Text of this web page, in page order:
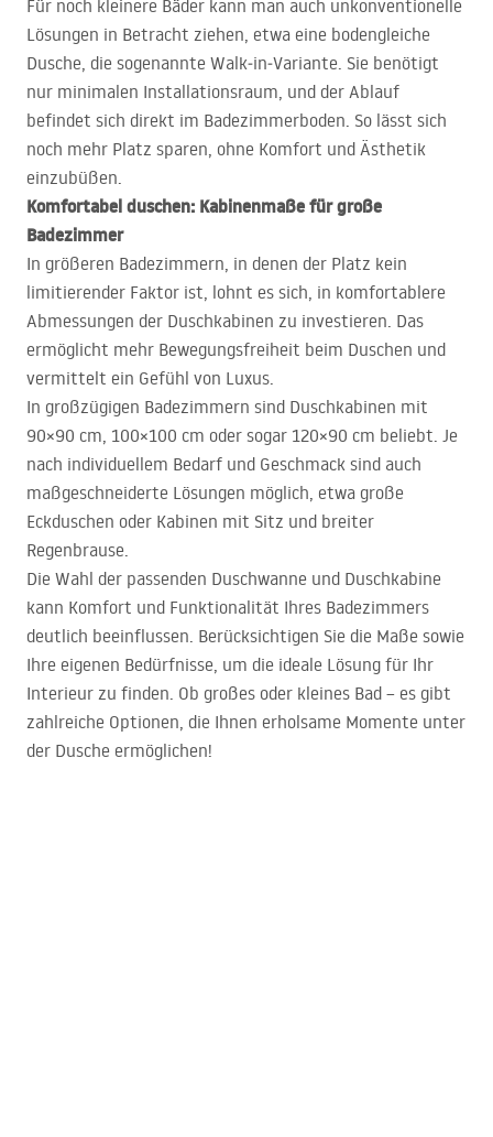
Für noch kleinere Bäder kann man auch unkonventionelle
Lösungen in Betracht ziehen, etwa eine bodengleiche
Dusche, die sogenannte Walk‑in‑Variante. Sie benötigt
nur minimalen Installationsraum, und der Ablauf
befindet sich direkt im Badezimmerboden. So lässt sich
noch mehr Platz sparen, ohne Komfort und Ästhetik
einzubüßen.
Komfortabel duschen: Kabinenmaße für große
Badezimmer
In größeren Badezimmern, in denen der Platz kein
limitierender Faktor ist, lohnt es sich, in komfortablere
Abmessungen der Duschkabinen zu investieren. Das
ermöglicht mehr Bewegungsfreiheit beim Duschen und
vermittelt ein Gefühl von Luxus.
In großzügigen Badezimmern sind Duschkabinen mit
90×90 cm, 100×100 cm oder sogar 120×90 cm beliebt. Je
nach individuellem Bedarf und Geschmack sind auch
maßgeschneiderte Lösungen möglich, etwa große
Eckduschen oder Kabinen mit Sitz und breiter
Regenbrause.
Die Wahl der passenden Duschwanne und Duschkabine
kann Komfort und Funktionalität Ihres Badezimmers
deutlich beeinflussen. Berücksichtigen Sie die Maße sowie
Ihre eigenen Bedürfnisse, um die ideale Lösung für Ihr
Interieur zu finden. Ob großes oder kleines Bad – es gibt
zahlreiche Optionen, die Ihnen erholsame Momente unter
der Dusche ermöglichen!